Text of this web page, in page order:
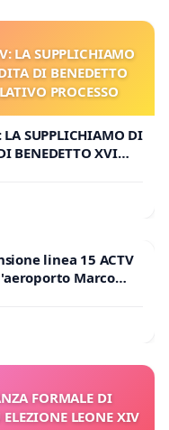
LA SUPPLICHIAMO
DI BENEDETTO
PROCESSO
LA SUPPLICHIAMO DI
BENEDETTO XVI
linea 15 ACTV
Marco
FORMALE DI
LEONE XIV